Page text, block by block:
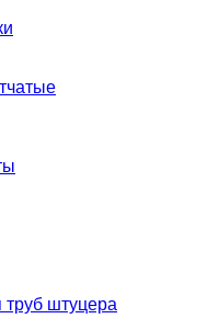
штуцера